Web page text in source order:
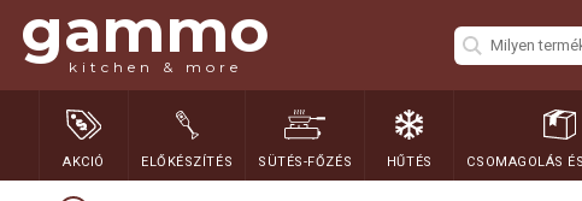
gammo
kitchen & more
AKCIÓ ELŐKÉSZÍTÉS SÜTÉS-FŐZÉS HŰTÉS CSOMAGOLÁS